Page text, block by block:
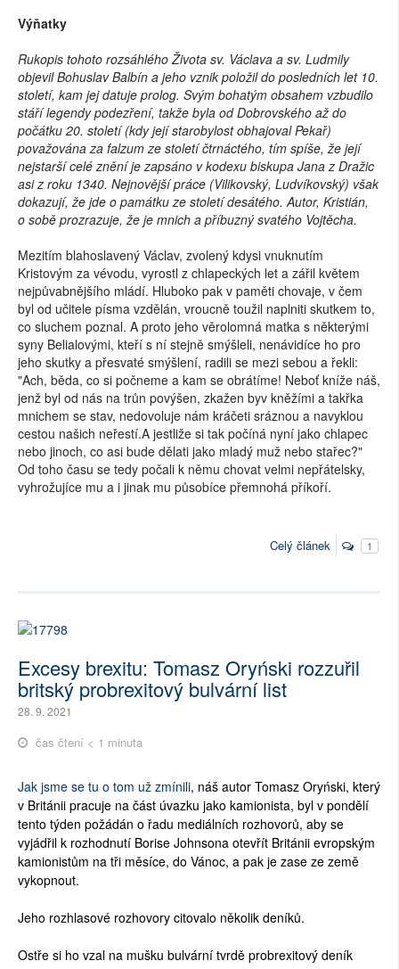
Výňatky
Rukopis tohoto rozsáhlého Života sv. Václava a sv. Ludmily
objevil Bohuslav Balbín a jeho vznik položil do posledních let 10.
století, kam jej datuje prolog. Svým bohatým obsahem vzbudilo
stáří legendy podezření, takže byla od Dobrovského až do
počátku 20. století (kdy její starobylost obhajoval Pekař)
považována za falzum ze století čtrnáctého, tím spíše, že její
nejstarší celé znění je zapsáno v kodexu biskupa Jana z Dražic
asi z roku 1340. Nejnovější práce (Vilikovský, Ludvíkovský) však
dokazují, že jde o památku ze století desátého. Autor, Kristián,
o sobě prozrazuje, že je mnich a příbuzný svatého Vojtěcha.
Mezitím blahoslavený Václav, zvolený kdysi vnuknutím
Kristovým za vévodu, vyrostl z chlapeckých let a zářil květem
nejpůvabnějšího mládí. Hluboko pak v paměti chovaje, v čem
byl od učitele písma vzdělán, vroucně toužil naplniti skutkem to,
co sluchem poznal. A proto jeho věrolomná matka s některými
syny Belialovými, kteří s ní stejně smýšleli, nenávidíce ho pro
jeho skutky a přesvaté smýšlení, radili se mezi sebou a řekli:
"Ach, běda, co si počneme a kam se obrátíme! Neboť kníže náš,
jenž byl od nás na trůn povýšen, zkažen byv kněžími a takřka
mnichem se stav, nedovoluje nám kráčeti sráznou a navyklou
cestou našich neřestí.A jestliže si tak počíná nyní jako chlapec
nebo jinoch, co asi bude dělati jako mladý muž nebo stařec?"
Od toho času se tedy počali k němu chovat velmi nepřátelsky,
vyhrožujíce mu a i jinak mu působíce přemnohá příkoří.
Celý článek 1
Excesy brexitu: Tomasz Oryński rozzuřil
britský probrexitový bulvární list
28. 9. 2021
čas čtení < 1 minuta
Jak jsme se tu o tom už zmínili, náš autor Tomasz Oryński, který
v Británii pracuje na část úvazku jako kamionista, byl v pondělí
tento týden požádán o řadu mediálních rozhovorů, aby se
vyjádřil k rozhodnutí Borise Johnsona otevřít Británii evropským
kamionistům na tři měsíce, do Vánoc, a pak je zase ze země
vykopnout.
Jeho rozhlasové rozhovory citovalo několik deníků.
Ostře si ho vzal na mušku bulvární tvrdě probrexitový deník